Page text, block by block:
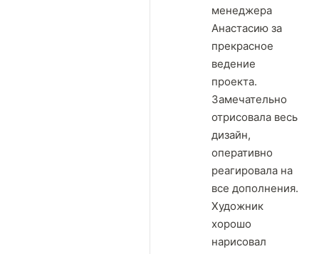
менеджера
Анастасию за
прекрасное
ведение
проекта.
Замечательно
отрисовала весь
дизайн,
оперативно
реагировала на
все дополнения.
Художник
хорошо
нарисовал